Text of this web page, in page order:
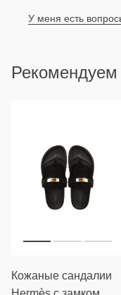
У меня есть
Рекомендуем
Кожаные сандалии